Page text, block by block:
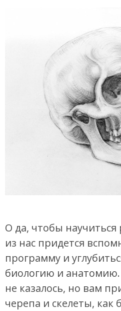
О да, чтобы
из нас придется
программу и
биологию и анатомию.
не казалось, но вам
черепа и скелеты, как